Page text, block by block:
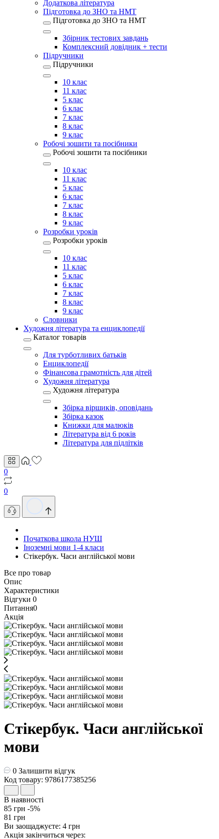
Додаткова література
Підготовка до ЗНО та НМТ
Підготовка до ЗНО та НМТ
Збірник тестових завдань
Комплексний довідник + тести
Підручники
Підручники
10 клас
11 клас
5 клас
6 клас
7 клас
8 клас
9 клас
Робочі зошити та посібники
Робочі зошити та посібники
10 клас
11 клас
5 клас
6 клас
7 клас
8 клас
9 клас
Розробки уроків
Розробки уроків
10 клас
11 клас
5 клас
6 клас
7 клас
8 клас
9 клас
Словники
Художня література та енциклопедії
Каталог товарів
Для турботливих батьків
Енциклопедії
Фінансова грамотність для дітей
Художня література
Художня література
Збірка віршиків, оповідань
Збірка казок
Книжки для малюків
Література від 6 років
Література для підлітків
0
0
Початкова школа НУШ
Іноземні мови 1-4 класи
Стікербук. Часи англійської мови
Все про товар
Опис
Характеристики
Відгуки 0
Питання0
Акція
Стікербук. Часи англійської
мови
0 Залишити відгук
Код товару: 9786177385256
В наявності
85 грн -5%
81 грн
Ви заощаджуєте: 4 грн
Акція закінчиться через: